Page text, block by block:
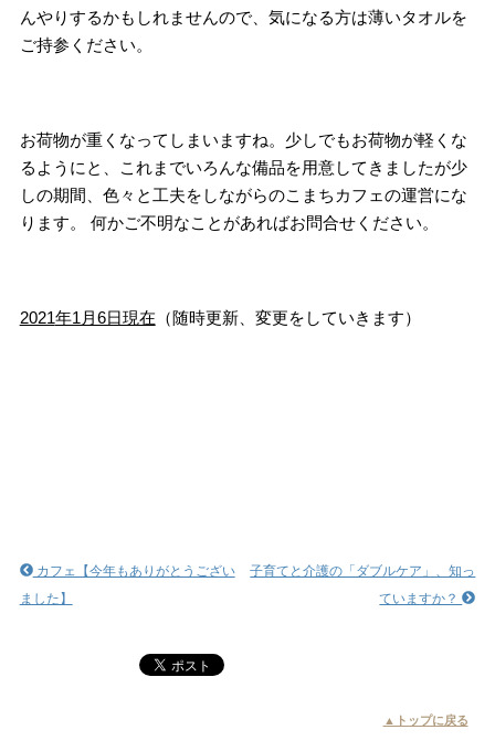
んやりするかもしれませんので、気になる方は薄いタオルを
ご持参ください。
お荷物が重くなってしまいますね。少しでもお荷物が軽くな
るようにと、これまでいろんな備品を用意してきましたが少
しの期間、色々と工夫をしながらのこまちカフェの運営にな
ります。 何かご不明なことがあればお問合せください。
2021年1月6日現在 （随時更新、変更をしていきます）
子育てと介護の「ダブルケア」、知っ
ていますか？
カフェ【今年もありがとうござい
ました】
▲トップに戻る